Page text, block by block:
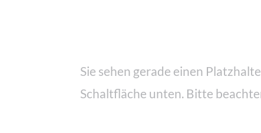
Sie sehen gerade einen
Schaltfläche unten. Bitte